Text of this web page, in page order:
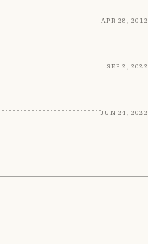
Apr 28, 2012
Sep 2, 2022
Jun 24, 2022